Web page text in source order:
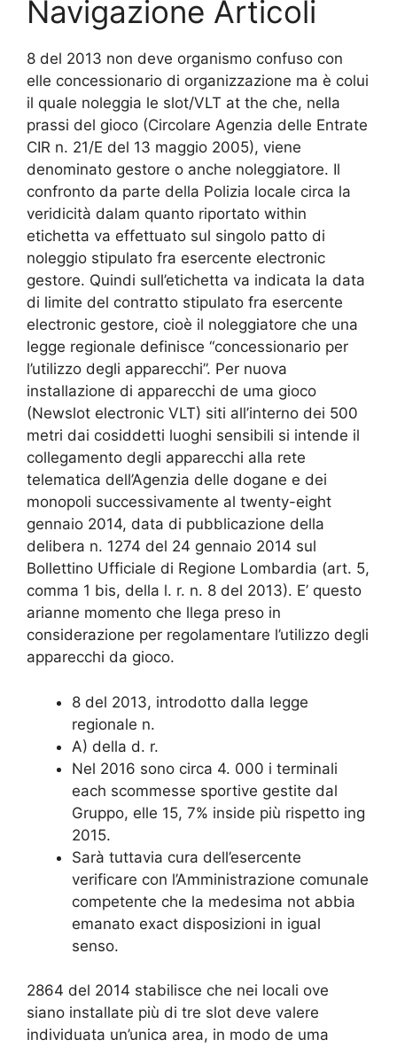
Navigazione Articoli
8 del 2013 non deve organismo confuso con
elle concessionario di organizzazione ma è colui
il quale noleggia le slot/VLT at the che, nella
prassi del gioco (Circolare Agenzia delle Entrate
CIR n. 21/E del 13 maggio 2005), viene
denominato gestore o anche noleggiatore. Il
confronto da parte della Polizia locale circa la
veridicità dalam quanto riportato within
etichetta va effettuato sul singolo patto di
noleggio stipulato fra esercente electronic
gestore. Quindi sull’etichetta va indicata la data
di limite del contratto stipulato fra esercente
electronic gestore, cioè il noleggiatore che una
legge regionale definisce “concessionario per
l’utilizzo degli apparecchi”. Per nuova
installazione di apparecchi de uma gioco
(Newslot electronic VLT) siti all’interno dei 500
metri dai cosiddetti luoghi sensibili si intende il
collegamento degli apparecchi alla rete
telematica dell’Agenzia delle dogane e dei
monopoli successivamente al twenty-eight
gennaio 2014, data di pubblicazione della
delibera n. 1274 del 24 gennaio 2014 sul
Bollettino Ufficiale di Regione Lombardia (art. 5,
comma 1 bis, della l. r. n. 8 del 2013). E’ questo
arianne momento che llega preso in
considerazione per regolamentare l’utilizzo degli
apparecchi da gioco.
8 del 2013, introdotto dalla legge
regionale n.
A) della d. r.
Nel 2016 sono circa 4. 000 i terminali
each scommesse sportive gestite dal
Gruppo, elle 15, 7% inside più rispetto ing
2015.
Sarà tuttavia cura dell’esercente
verificare con l’Amministrazione comunale
competente che la medesima not abbia
emanato exact disposizioni in igual
senso.
2864 del 2014 stabilisce che nei locali ove
siano installate più di tre slot deve valere
individuata un’unica area, in modo de uma